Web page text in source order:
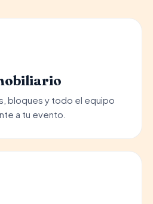
bloques y todo el equipo
a tu evento.